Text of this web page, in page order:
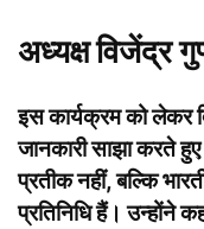
अध्यक्ष विजेंद्र
इस कार्यक्रम को लेकर
जानकारी साझा करते
प्रतीक नहीं, बल्कि
प्रतिनिधि हैं। उन्होंने